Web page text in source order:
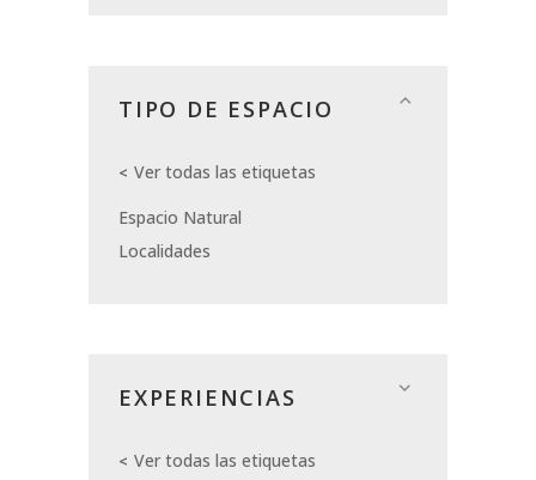
TIPO DE ESPACIO
Ver todas las etiquetas
Espacio Natural
Localidades
EXPERIENCIAS
Ver todas las etiquetas